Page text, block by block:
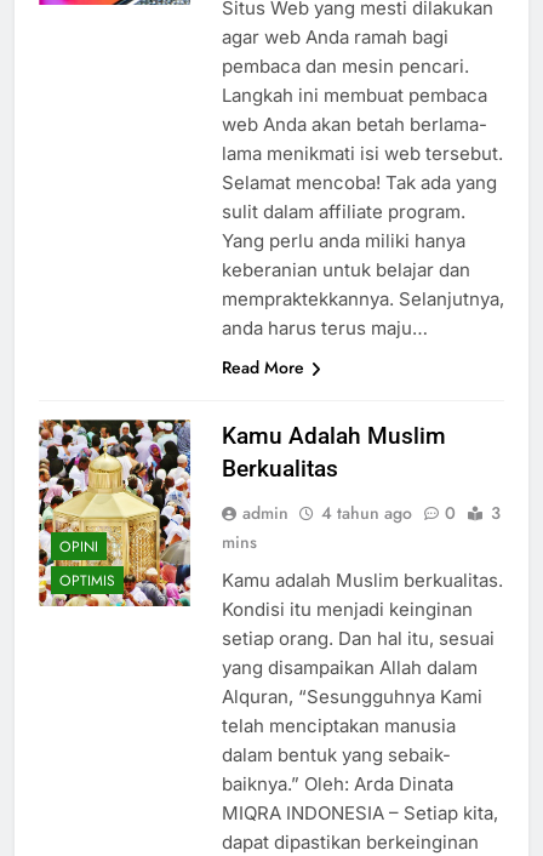
Situs Web yang mesti dilakukan
agar web Anda ramah bagi
pembaca dan mesin pencari.
Langkah ini membuat pembaca
web Anda akan betah berlama-
lama menikmati isi web tersebut.
Selamat mencoba! Tak ada yang
sulit dalam affiliate program.
Yang perlu anda miliki hanya
keberanian untuk belajar dan
mempraktekkannya. Selanjutnya,
anda harus terus maju…
Read More
OPINI
OPTIMIS
Kamu Adalah Muslim
Berkualitas
admin 4 tahun ago 0
3
mins
Kamu adalah Muslim berkualitas.
Kondisi itu menjadi keinginan
setiap orang. Dan hal itu, sesuai
yang disampaikan Allah dalam
Alquran, “Sesungguhnya Kami
telah menciptakan manusia
dalam bentuk yang sebaik-
baiknya.” Oleh: Arda Dinata
MIQRA INDONESIA – Setiap kita,
dapat dipastikan berkeinginan